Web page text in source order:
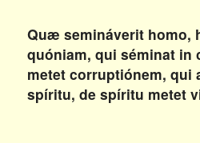
Quæ semináverit homo,
quóniam, qui séminat in
metet corruptiónem, qui
spíritu, de spíritu metet